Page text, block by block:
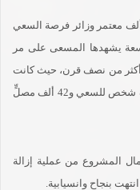
تتيح هذه التوسعة لنحو ثلاثة ملايين و840 ألف معتمر وزائر فرصة السعي
يشهدها المسعى على مر
في عام 1373هـ أي قبل أكثر من نصف قرن، حيث كانت
طاقته الاستيعابية في ذلك الوقت لا تتجاوز 44 ألف شخص للسعي و42 ألف مصلٍّ
المشروع من عملية إزالة
بنجاح وانسيابية.